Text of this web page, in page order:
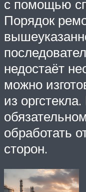
с помощью
Порядок
недостаёт
можно
из
обработать
сторон.